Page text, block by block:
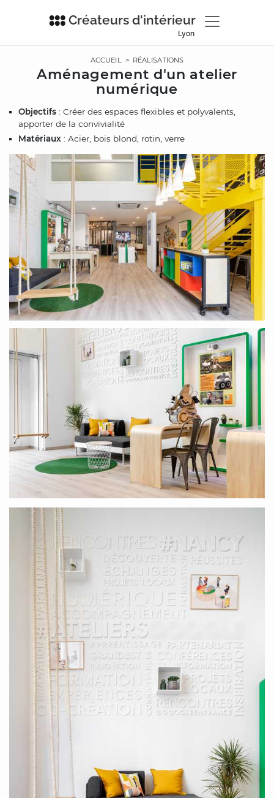
Créateurs d'intérieur
Lyon
ACCUEIL> RÉALISATIONS
Aménagement d'un atelier
numérique
Objectifs : Créer des espaces flexibles et polyvalents,
apporter de la convivialité
Matériaux : Acier, bois blond, rotin, verre